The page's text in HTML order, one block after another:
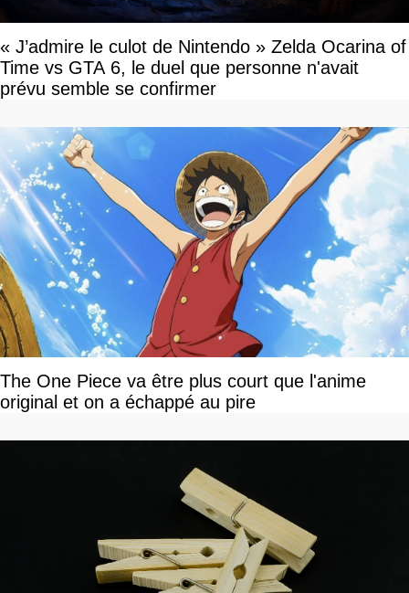
« J’admire le culot de Nintendo » Zelda Ocarina of
Time vs GTA 6, le duel que personne n'avait
prévu semble se confirmer
The One Piece va être plus court que l'anime
original et on a échappé au pire